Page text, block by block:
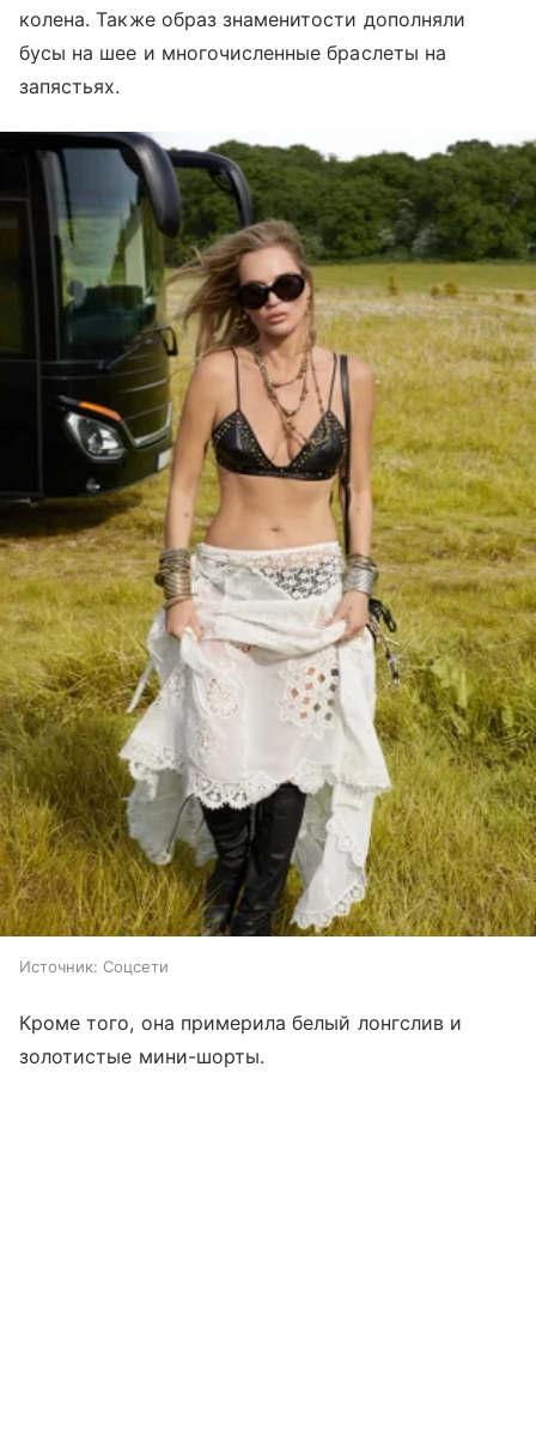
колена. Также образ знаменитости дополняли
бусы на шее и многочисленные браслеты на
запястьях.
Источник: Соцсети
Кроме того, она примерила белый лонгслив и
золотистые мини-шорты.